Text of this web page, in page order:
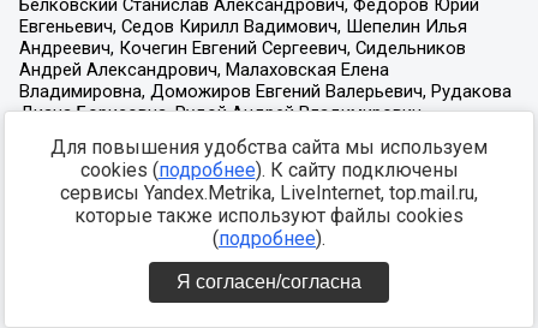
Для повышения удобства сайта мы используем
cookies (подробнее). К сайту подключены
сервисы Yandex.Metrika, LiveInternet, top.mail.ru,
которые также используют файлы cookies
(подробнее).
Я согласен/согласна